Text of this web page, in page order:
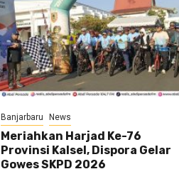
Banjarbaru News
Meriahkan Harjad Ke-76
Provinsi Kalsel, Dispora Gelar
Gowes SKPD 2026